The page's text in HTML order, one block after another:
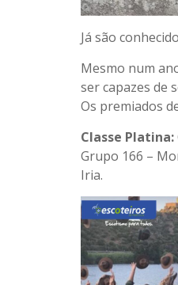
Já são
Mesmo num
ser capazes de
Os premiados
Classe Platina:
Grupo 166 –
Iria.